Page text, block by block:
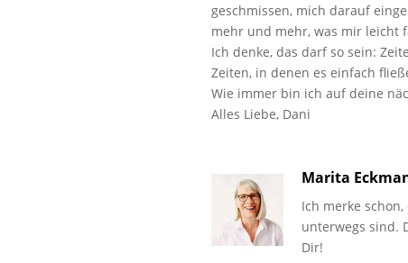
geschmissen, mich darauf
mehr und mehr, was mir leicht
Ich denke, das darf so sein:
Zeiten, in denen es einfach
Wie immer bin ich auf deine
Alles Liebe, Dani
Marita
Ich merke
unterwegs sind.
Dir!